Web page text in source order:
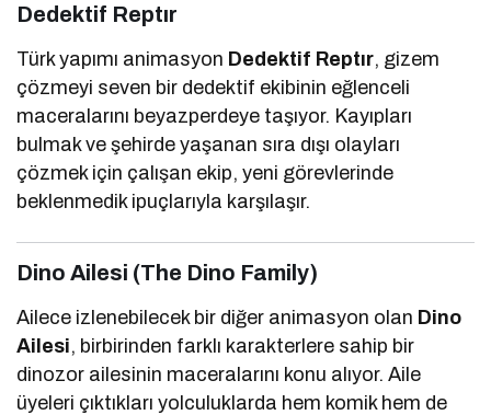
Dedektif Reptır
Türk yapımı animasyon Dedektif Reptır, gizem
çözmeyi seven bir dedektif ekibinin eğlenceli
maceralarını beyazperdeye taşıyor. Kayıpları
bulmak ve şehirde yaşanan sıra dışı olayları
çözmek için çalışan ekip, yeni görevlerinde
beklenmedik ipuçlarıyla karşılaşır.
Dino Ailesi (The Dino Family)
Ailece izlenebilecek bir diğer animasyon olan Dino
Ailesi, birbirinden farklı karakterlere sahip bir
dinozor ailesinin maceralarını konu alıyor. Aile
üyeleri çıktıkları yolculuklarda hem komik hem de